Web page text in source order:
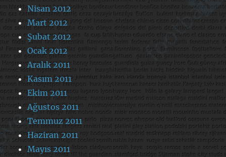
Nisan 2012
Mart 2012
Şubat 2012
Ocak 2012
Aralık 2011
Kasım 2011
Ekim 2011
Ağustos 2011
Temmuz 2011
Haziran 2011
Mayıs 2011